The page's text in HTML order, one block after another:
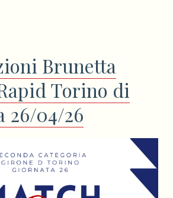
Brunetta
Torino di
26/04/26